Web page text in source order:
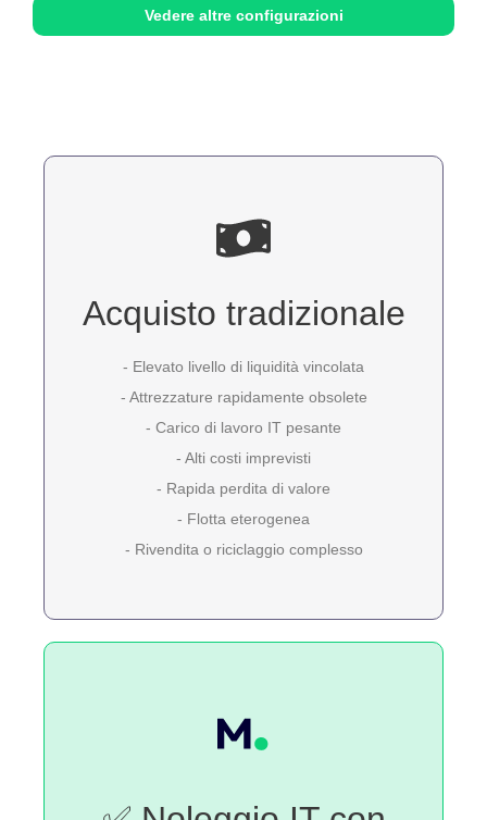
Vedere altre configurazioni
Acquisto tradizionale
- Elevato livello di liquidità vincolata
- Attrezzature rapidamente obsolete
- Carico di lavoro IT pesante
- Alti costi imprevisti
- Rapida perdita di valore
- Flotta eterogenea
- Rivendita o riciclaggio complesso